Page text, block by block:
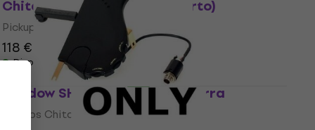
Chitarra Acustica (Solo aperto)
Pickups Chitarra Acustica
118 € 125 €
Disponibile
Shadow SH-927 Pickups Chitarra
Pickups Chitarra